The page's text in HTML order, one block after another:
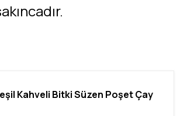
Kahveli Bitki Süzen Poşet Çay